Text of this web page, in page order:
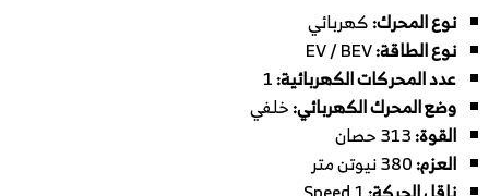
نوع المحرك:كهربائي
نوع الطاقة:
عدد المحركات الكهربائية:
وضع المحرك الكهربائي:خلفي
القوة:
العزم: